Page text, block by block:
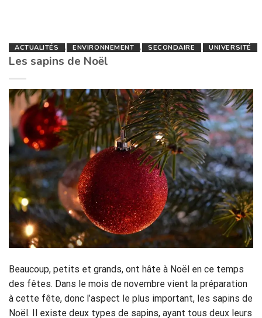
ACTUALITÉS , ENVIRONNEMENT , SECONDAIRE , UNIVERSITÉ
Les sapins de Noël
Beaucoup, petits et grands, ont hâte à Noël en ce temps
des fêtes. Dans le mois de novembre vient la préparation
à cette fête, donc l’aspect le plus important, les sapins de
Noël. Il existe deux types de sapins, ayant tous deux leurs